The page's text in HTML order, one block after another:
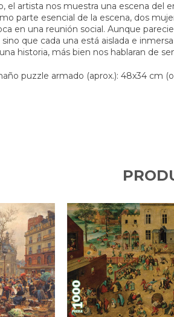
el artista nos muestra una escena del
parte esencial de la escena, dos
en una reunión social. Aunque
que cada una está aislada e
historia, más bien nos hablaran de
puzzle armado (aprox.): 48x34 cm